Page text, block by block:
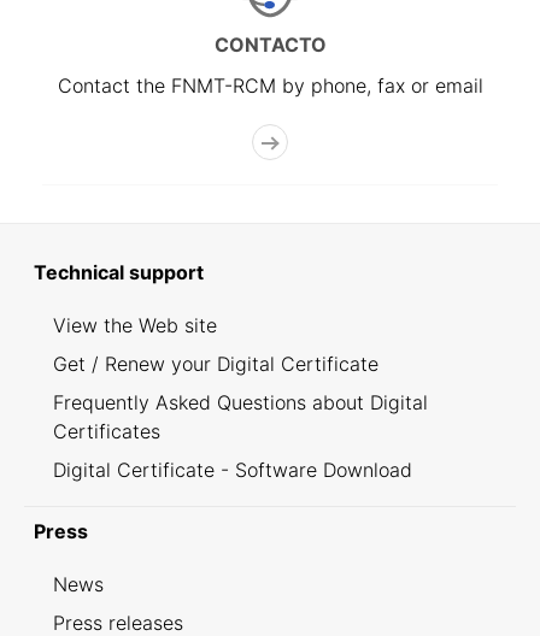
CONTACTO
Contact the FNMT-RCM by phone, fax or email
Technical support
View the Web site
Get / Renew your Digital Certificate
Frequently Asked Questions about Digital
Certificates
Digital Certificate - Software Download
Press
News
Press releases